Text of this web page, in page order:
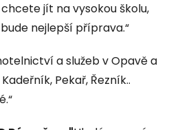
jít na vysokou školu,
nejlepší příprava.“
a služeb v Opavě a
Pekař, Řezník..